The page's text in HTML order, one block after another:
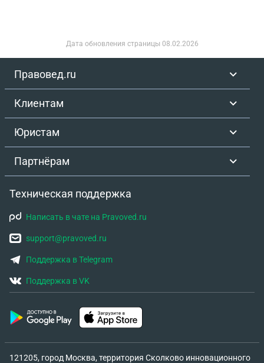
Дата обновления страницы 08.02.2026
Правовед.ru
Клиентам
Юристам
Партнёрам
Техническая поддержка
Написать в чате на Pravoved.ru
support@pravoved.ru
Поддержка в Telegram
Поддержка в VK
121205, город Москва, территория Сколково инновационного